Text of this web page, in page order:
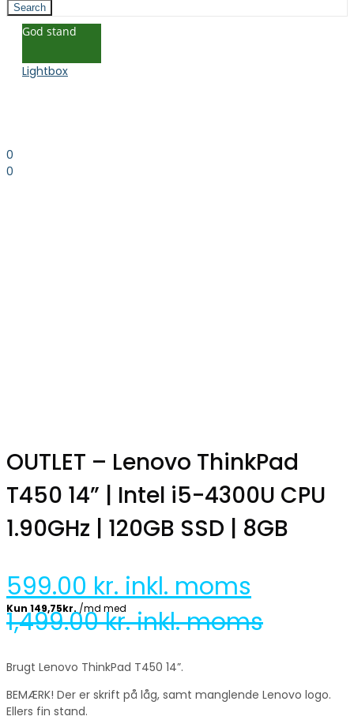
0
0
Search
God stand
Lightbox
OUTLET – Lenovo ThinkPad
T450 14” | Intel i5-4300U CPU
1.90GHz | 120GB SSD | 8GB
599.00 kr. inkl. moms
1,499.00kr. inkl. moms
Brugt Lenovo ThinkPad T450 14”.
BEMÆRK! Der er skrift på låg, samt manglende Lenovo logo.
Ellers fin stand.